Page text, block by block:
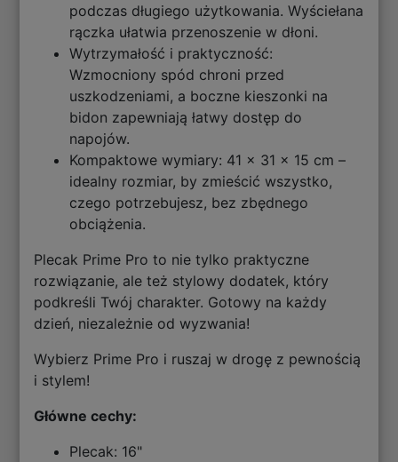
podczas długiego użytkowania. Wyściełana
rączka ułatwia przenoszenie w dłoni.
Wytrzymałość i praktyczność:
Wzmocniony spód chroni przed
uszkodzeniami, a boczne kieszonki na
bidon zapewniają łatwy dostęp do
napojów.
Kompaktowe wymiary: 41 x 31 x 15 cm –
idealny rozmiar, by zmieścić wszystko,
czego potrzebujesz, bez zbędnego
obciążenia.
Plecak Prime Pro to nie tylko praktyczne
rozwiązanie, ale też stylowy dodatek, który
podkreśli Twój charakter. Gotowy na każdy
dzień, niezależnie od wyzwania!
Wybierz Prime Pro i ruszaj w drogę z pewnością
i stylem!
Główne cechy:
Plecak: 16"